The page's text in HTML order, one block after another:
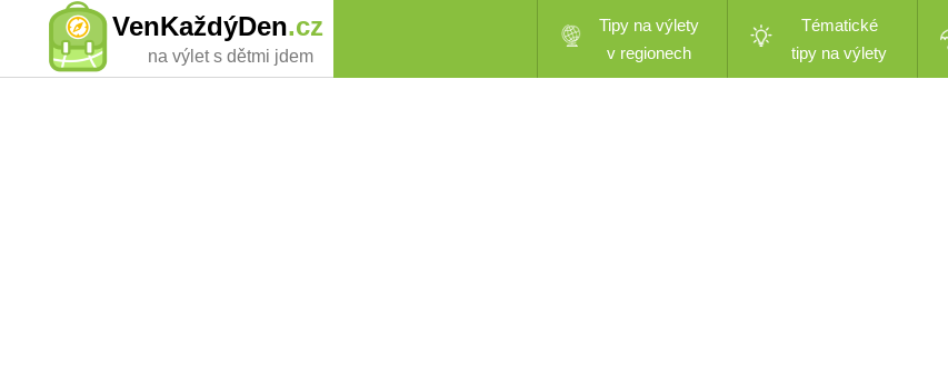
VenKaždýDen.cz
na výlet s dětmi jdem
Tipy na výlety
v regionech
Tématické
tipy na výlety